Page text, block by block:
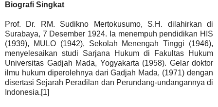
Biografi Singkat
Prof. Dr. RM. Sudikno Mertokusumo, S.H. dilahirkan di
Surabaya, 7 Desember 1924. Ia menempuh pendidikan HIS
(1939), MULO (1942), Sekolah Menengah Tinggi (1946),
menyelesaikan studi Sarjana Hukum di Fakultas Hukum
Universitas Gadjah Mada, Yogyakarta (1958). Gelar doktor
ilmu hukum diperolehnya dari Gadjah Mada, (1971) dengan
disertasi Sejarah Peradilan dan Perundang-undangannya di
Indonesia.[1]